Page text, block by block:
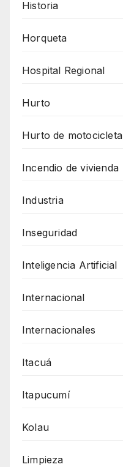
Historia
Horqueta
Hospital Regional
Hurto
Hurto de motocicleta
Incendio de vivienda
Industria
Inseguridad
Inteligencia Artificial
Internacional
Internacionales
Itacuá
Itapucumí
Kolau
Limpieza